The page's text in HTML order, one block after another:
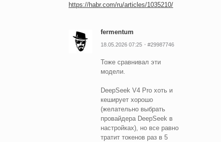
https://habr.com/ru/articles/1035210/
fermentum
18.05.2026 07:25 #29987746
Тоже сравнивал эти
модели.
DeepSeek V4 Pro хоть и
кеширует хорошо
(желательно выбрать
провайдера DeepSeek в
настройках), но все равно
тратит токенов раз в 5